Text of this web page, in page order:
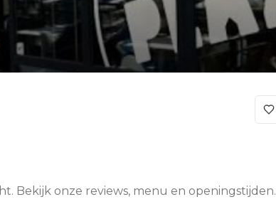
Bekijk onze reviews, menu en openingstijden.